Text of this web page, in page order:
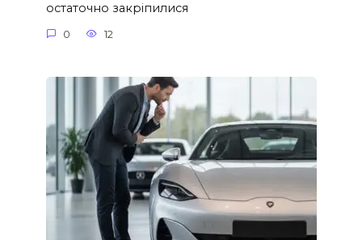
остаточно закріпилися
0 12